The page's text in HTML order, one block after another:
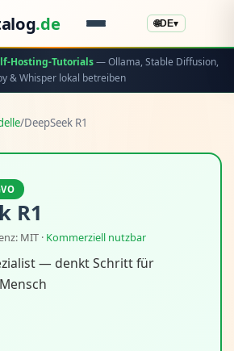
.de 🌐DE▾
Hosting-Tutorials— Ollama, Stable Diffusion,
& Whisper lokal betreiben
/DeepSeek R1
R1
MIT · Kommerziell nutzbar
— denkt Schritt für